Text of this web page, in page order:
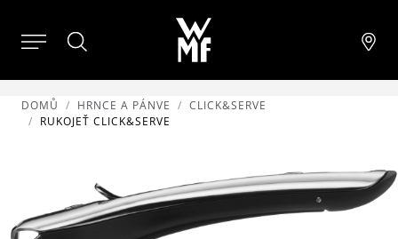
DOMŮ HRNCE A PÁNVE
CLICK&SERVE
RUKOJEŤ CLICK&SERVE